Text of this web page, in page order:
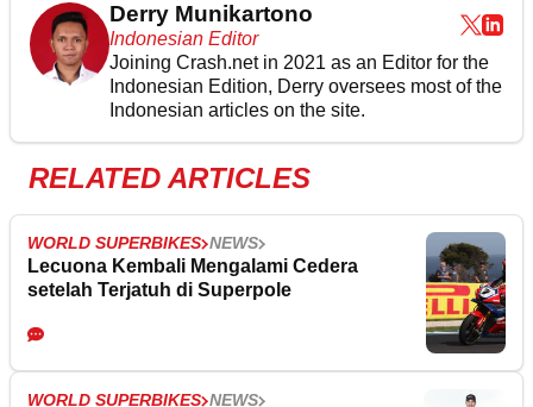
Derry Munikartono
Indonesian Editor
Joining Crash.net in 2021 as an Editor for the
Indonesian Edition, Derry oversees most of the
Indonesian articles on the site.
RELATED ARTICLES
WORLD SUPERBIKES NEWS
Lecuona Kembali Mengalami Cedera
setelah Terjatuh di Superpole
WORLD SUPERBIKES NEWS